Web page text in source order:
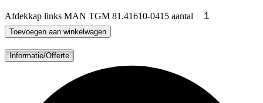
Afdekkap links MAN TGM 81.41610-0415 aantal
Toevoegen aan winkelwagen
Informatie/Offerte